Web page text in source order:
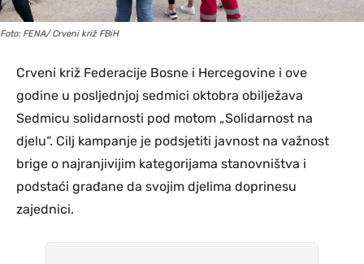
Foto: FENA/ Crveni križ FBiH
Crveni križ Federacije Bosne i Hercegovine i ove
godine u posljednjoj sedmici oktobra obilježava
Sedmicu solidarnosti pod motom „Solidarnost na
djelu“. Cilj kampanje je podsjetiti javnost na važnost
brige o najranjivijim kategorijama stanovništva i
podstaći građane da svojim djelima doprinesu
zajednici.